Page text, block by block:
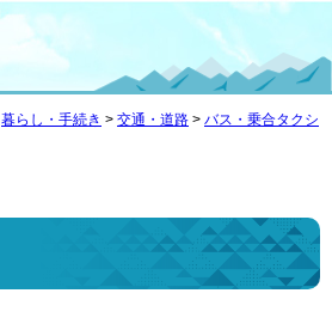
暮らし・手続き > 交通・道路 > バス・乗合タクシ